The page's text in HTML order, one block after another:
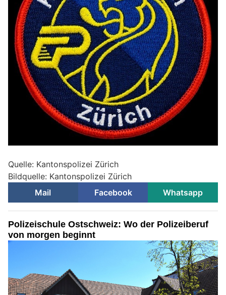
Quelle: Kantonspolizei Zürich
Bildquelle: Kantonspolizei Zürich
Mail
Facebook Whatsapp
Polizeischule Ostschweiz: Wo der Polizeiberuf
von morgen beginnt